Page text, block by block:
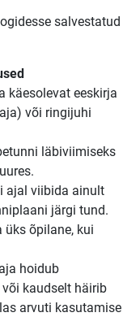
salvestatud
käesolevat eeskirja
või ringijuhi
läbiviimiseks
ajal viibida ainult
järgi tund.
õpilane, kui
hoidub
kaudselt häirib
arvuti kasutamise